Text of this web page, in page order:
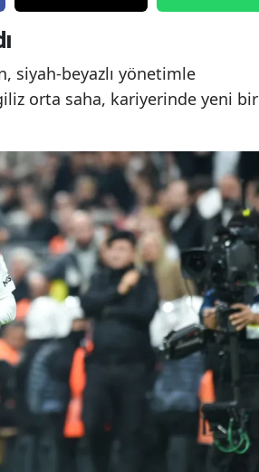
siyah-beyazlı yönetimle
orta saha, kariyerinde yeni bir